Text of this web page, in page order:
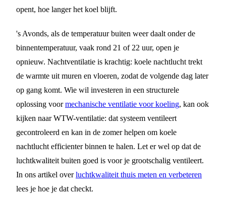
opent, hoe langer het koel blijft.
's Avonds, als de temperatuur buiten weer daalt onder de
binnentemperatuur, vaak rond 21 of 22 uur, open je
opnieuw. Nachtventilatie is krachtig: koele nachtlucht trekt
de warmte uit muren en vloeren, zodat de volgende dag later
op gang komt. Wie wil investeren in een structurele
oplossing voormechanische ventilatie voor koeling, kan ook
kijken naar WTW-ventilatie: dat systeem ventileert
gecontroleerd en kan in de zomer helpen om koele
nachtlucht efficienter binnen te halen. Let er wel op dat de
luchtkwaliteit buiten goed is voor je grootschalig ventileert.
In ons artikel overluchtkwaliteit thuis meten en verbeteren
lees je hoe je dat checkt.